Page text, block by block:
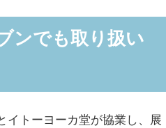
ンでも取り扱い
イトーヨーカ堂が協業し、展